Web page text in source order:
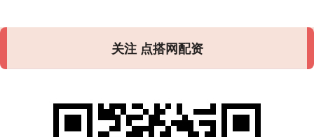
关注 点搭网配资